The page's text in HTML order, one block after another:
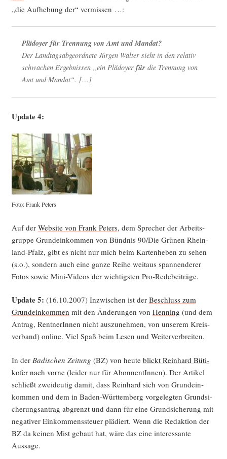
„die Auf­he­bung der“ vermissen …:
Plä­doy­er für Tren­nung von Amt und Mandat?
Der Land­tags­ab­ge­ord­ne­te Jür­gen Wal­ter sieht in den rela­tiv
schwa­chen Ergeb­nis­sen „ein Plä­doy­er fürdie Tren­nung von
Amt und Mandat“. […]
Update 4:
Foto: Frank Peters
Auf der Web­site von Frank Peters, dem Spre­cher der Arbeits­
grup­pe Grund­ein­kom­men von Bünd­nis 90/Die Grü­nen Rhein­
land-Pfalz, gibt es nicht nur mich beim Kar­ten­he­ben zu sehen
(s.o.), son­dern auch eine gan­ze Rei­he weit­aus span­nen­de­rer
Fotos sowie Mini-Vide­os der wich­tigs­ten Pro-Redebeiträge.
Update 5: (16.10.2007) Inzwi­schen ist der Beschluss zum
Grund­ein­kom­men mit den Ände­run­gen von Hen­ning (und dem
Antrag, Rent­ne­rIn­nen nicht aus­zu­neh­men, von unse­rem Kreis­
ver­band) online. Viel Spaß beim Lesen und Weiterverbreiten.
In der Badi­schen Zei­tung (BZ) von heu­te blickt Rein­hard Büti­
ko­fer nach vor­ne(lei­der nur für Abon­nen­tIn­nen). Der Arti­kel
schließt zwei­deu­tig damit, dass Rein­hard sich von Grund­ein­
kom­men und dem in Baden-Würt­tem­berg vor­ge­leg­ten Grund­si­
che­rungs­an­trag abgrenzt und dann für eine Grund­si­che­rung mit
nega­ti­ver Ein­kom­mens­steu­er plä­diert. Wenn die Redak­ti­on der
BZ da kei­nen Mist gebaut hat, wäre das eine inter­es­san­te
Aussage.